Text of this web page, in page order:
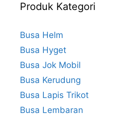
Produk Kategori
Busa Helm
Busa Hyget
Busa Jok Mobil
Busa Kerudung
Busa Lapis Trikot
Busa Lembaran